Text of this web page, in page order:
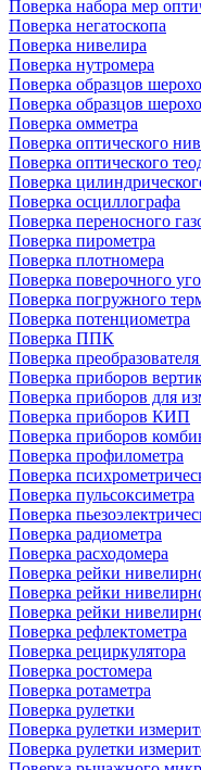
Поверка набора мер
Поверка негатоскопа
Поверка нивелира
Поверка нутромера
Поверка образцов
Поверка образцов
Поверка омметра
Поверка оптического
Поверка оптического
Поверка
Поверка осциллографа
Поверка переносного
Поверка пирометра
Поверка плотномера
Поверка поверочного
Поверка погружного
Поверка потенциометра
Поверка ППК
Поверка преобразователя
Поверка приборов
Поверка приборов для
Поверка приборов КИП
Поверка приборов
Поверка профилометра
Поверка
Поверка пульсоксиметра
Поверка
Поверка радиометра
Поверка расходомера
Поверка рейки
Поверка рейки
Поверка рейки
Поверка рефлектометра
Поверка рециркулятора
Поверка ростомера
Поверка ротаметра
Поверка рулетки
Поверка рулетки
Поверка рулетки